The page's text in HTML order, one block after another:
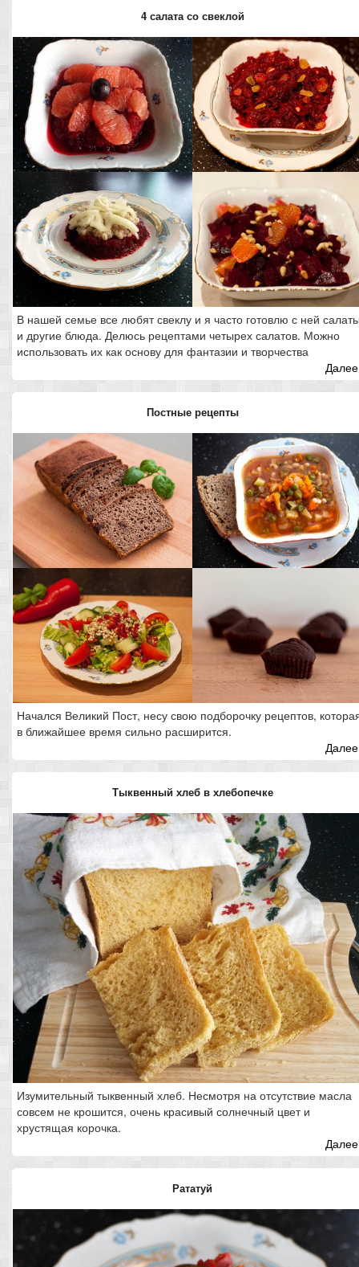
4 салата со свеклой
В нашей семье все любят свеклу и я часто готовлю с ней
и другие блюда. Делюсь рецептами четырех салатов. Можно
использовать их как основу для фантазии и творчества
Постные рецепты
Начался Великий Пост, несу свою подборочку рецептов,
в ближайшее время сильно расширится.
Тыквенный хлеб в хлебопечке
Изумительный тыквенный хлеб. Несмотря на отсутствие масла
совсем не крошится, очень красивый солнечный цвет и
хрустящая корочка.
Рататуй